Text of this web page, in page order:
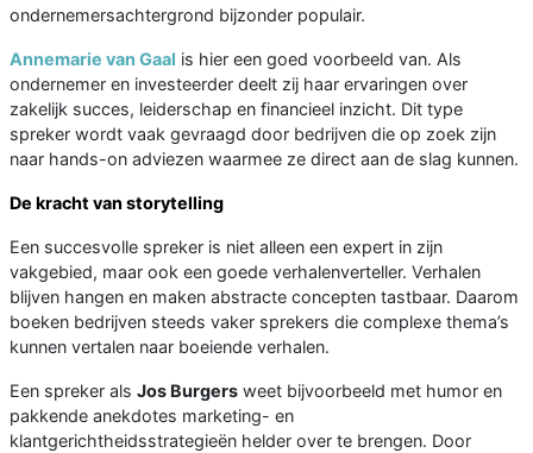
ondernemersachtergrond bijzonder populair.
Annemarie van Gaal is hier een goed voorbeeld van. Als
ondernemer en investeerder deelt zij haar ervaringen over
zakelijk succes, leiderschap en financieel inzicht. Dit type
spreker wordt vaak gevraagd door bedrijven die op zoek zijn
naar hands-on adviezen waarmee ze direct aan de slag kunnen.
De kracht van storytelling
Een succesvolle spreker is niet alleen een expert in zijn
vakgebied, maar ook een goede verhalenverteller. Verhalen
blijven hangen en maken abstracte concepten tastbaar. Daarom
boeken bedrijven steeds vaker sprekers die complexe thema’s
kunnen vertalen naar boeiende verhalen.
Een spreker als Jos Burgers weet bijvoorbeeld met humor en
pakkende anekdotes marketing- en
klantgerichtheidsstrategieën helder over te brengen. Door